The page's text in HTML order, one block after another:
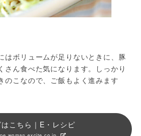
はボリュームが足りないときに、豚
さん食べた気になります。しっかり
のこなので、ご飯もよく進みます
はこちら｜E・レシピ